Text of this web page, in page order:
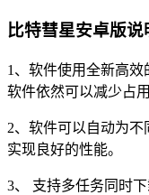
比特彗星安卓版说
1、软件使用全新高
软件依然可以减少占用
2、软件可以自动为
实现良好的性能。
3、 支持多任务同时